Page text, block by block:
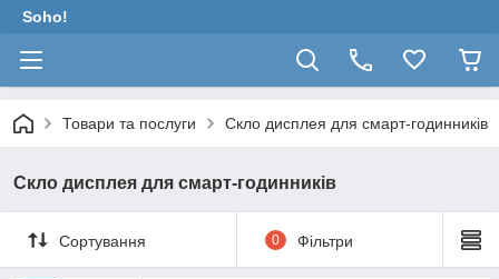
Soho!
Товари та послуги Скло дисплея для смарт-годинників
Скло дисплея для смарт-годинників
Сортування 0 Фільтри